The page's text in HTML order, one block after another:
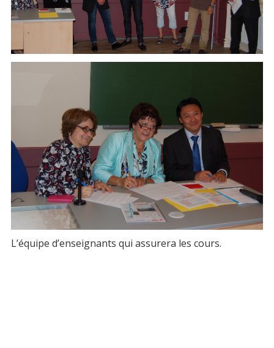
L’équipe d’enseignants qui assurera les cours.